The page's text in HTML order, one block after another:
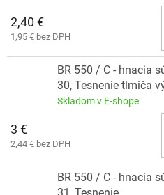
2,40 €
1,95 € bez DPH
BR 550 / C - hnacia
30, Tesnenie tlmiča
Skladom v E-shope
3 €
2,44 € bez DPH
BR 550 / C - hnacia